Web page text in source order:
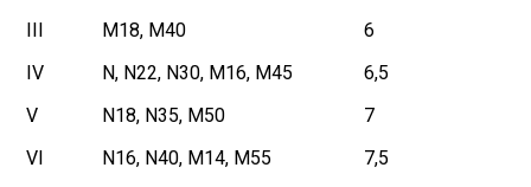
III
M18, M40
6
IV
N, N22, N30, M16, M45
6,5
V
N18, N35, M50
7
VI
N16, N40, M14, M55
7,5